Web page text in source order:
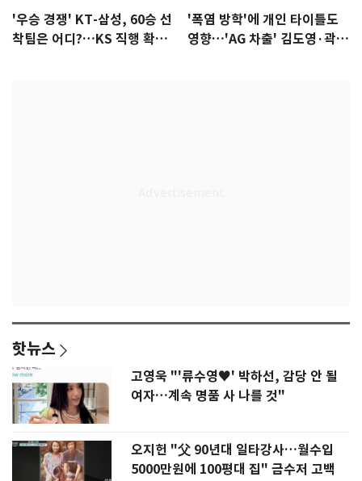
'우승 경쟁' KT-삼성, 60승 선
착팀은 어디?…KS 직행 확률
'폭염 방학'에 개인 타이틀도
영향…'AG 차출' 김도영·곽빈
핫뉴스
고영욱 "'류수영♥' 박하선, 감당 안 될
여자…계속 명품 사 나를 것"
오지헌 "父 90년대 일타강사…월수입
5000만원에 100평대 집" 금수저 고백